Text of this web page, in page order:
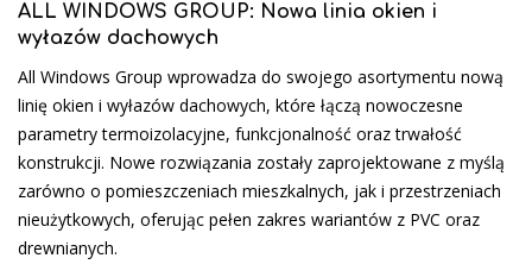
ALL WINDOWS GROUP: Nowa linia okien i
wyłazów dachowych
All Windows Group wprowadza do swojego asortymentu nową
linię okien i wyłazów dachowych, które łączą nowoczesne
parametry termoizolacyjne, funkcjonalność oraz trwałość
konstrukcji. Nowe rozwiązania zostały zaprojektowane z myślą
zarówno o pomieszczeniach mieszkalnych, jak i przestrzeniach
nieużytkowych, oferując pełen zakres wariantów z PVC oraz
drewnianych.